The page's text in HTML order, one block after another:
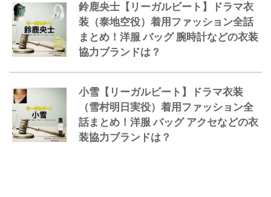
鈴鹿央士【リーガルビート】ドラマ衣
装（泰地空役）着用ファッション全話
まとめ！洋服 バッグ 腕時計などの衣装
協力ブランドは？
小雪【リーガルビート】ドラマ衣装
（雪村明日実役）着用ファッション全
話まとめ！洋服 バッグ アクセなどの衣
装協力ブランドは？